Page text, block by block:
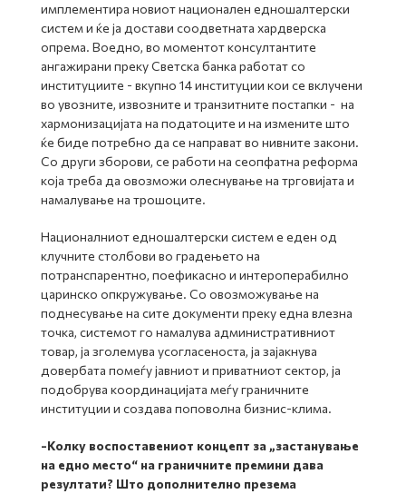
имплементира новиот национален едношалтерски
систем и ќе ја достави соодветната хардверска
опрема. Воедно, во моментот консултантите
ангажирани преку Светска банка работат со
институциите - вкупно 14 институции кои се вклучени
во увозните, извозните и транзитните постапки - на
хармонизацијата на податоците и на измените што
ќе биде потребно да се направат во нивните закони.
Со други зборови, се работи на сеопфатна реформа
која треба да овозможи олеснување на трговијата и
намалување на трошоците.
Националниот едношалтерски систем е еден од
клучните столбови во градењето на
потранспарентно, поефикасно и интероперабилно
царинско опкружување. Со овозможување на
поднесување на сите документи преку една влезна
точка, системот го намалува административниот
товар, ја зголемува усогласеноста, ја зајакнува
довербата помеѓу јавниот и приватниот сектор, ја
подобрува координацијата меѓу граничните
институции и создава поповолна бизнис-клима.
-Колку воспоставениот концепт за „застанување
на едно место“ на граничните премини дава
резултати? Што дополнително презема